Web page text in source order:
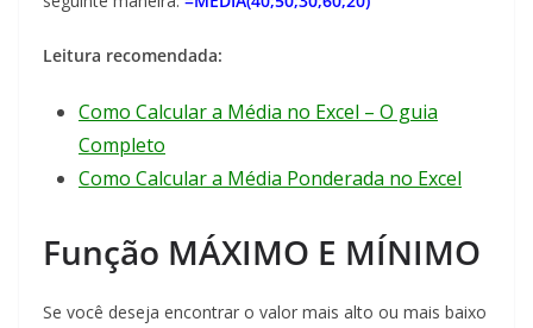
Leitura recomendada:
Como Calcular a Média no Excel – O guia
Completo
Como Calcular a Média Ponderada no Excel
Função MÁXIMO E MÍNIMO
Se você deseja encontrar o valor mais alto ou mais baixo